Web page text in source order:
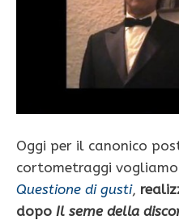
Oggi per il canonico
cortometraggi
Questione di gusti,
dopo Il seme della